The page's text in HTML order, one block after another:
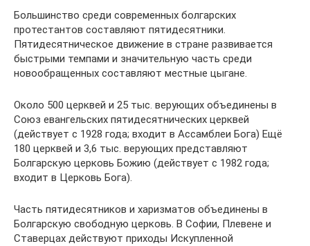
Большинство среди современных болгарских
протестантов составляют пятидесятники.
Пятидесятническое движение в стране развивается
быстрыми темпами и значительную часть среди
новообращенных составляют местные цыгане.
Около 500 церквей и 25 тыс. верующих объединены в
Союз евангельских пятидесятнических церквей
(действует с 1928 года; входит в Ассамблеи Бога) Ещё
180 церквей и 3,6 тыс. верующих представляют
Болгарскую церковь Божию (действует c 1982 года;
входит в Церковь Бога).
Часть пятидесятников и харизматов объединены в
Болгарскую свободную церковь. В Софии, Плевене и
Ставерцах действуют приходы Искупленной